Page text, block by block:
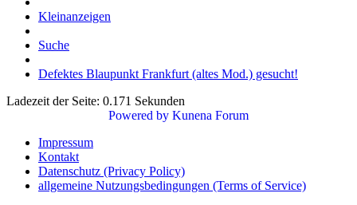
Kleinanzeigen
Suche
Defektes Blaupunkt Frankfurt (altes Mod.) gesucht!
Ladezeit der Seite: 0.171 Sekunden
Powered by Kunena Forum
Impressum
Kontakt
Datenschutz (Privacy Policy)
allgemeine Nutzungsbedingungen (Terms of Service)